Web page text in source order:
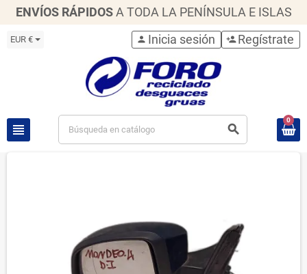
ENVÍOS RÁPIDOS A TODA LA PENÍNSULA E ISLAS
EUR €
view_headline search
person Inicia sesión person_add Regístrate
0